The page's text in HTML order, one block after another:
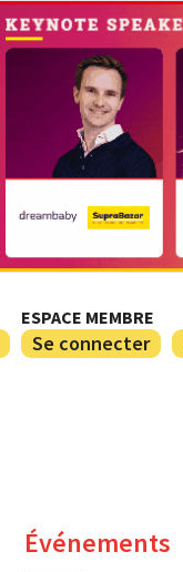
ESPACE MEMBRE
Se connecter
Événements